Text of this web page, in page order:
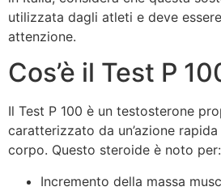
utilizzata dagli atleti e deve
attenzione.
Cos’è il Test P
Il Test P 100 è un testosterone
caratterizzato da un’azione
corpo. Questo steroide è noto per:
Incremento della massa